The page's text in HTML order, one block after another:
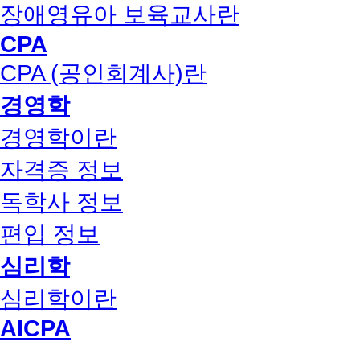
장애영유아 보육교사란
CPA
CPA (공인회계사)란
경영학
경영학이란
자격증 정보
독학사 정보
편입 정보
심리학
심리학이란
AICPA